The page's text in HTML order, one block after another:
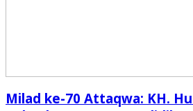
Milad ke-70 Attaqwa: KH.